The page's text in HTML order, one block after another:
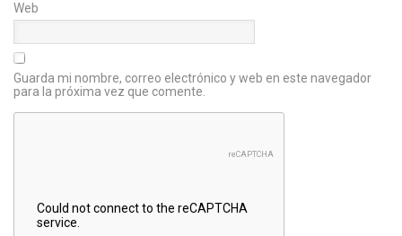
Web
Guarda mi nombre, correo electrónico y web en este navegador
para la próxima vez que comente.